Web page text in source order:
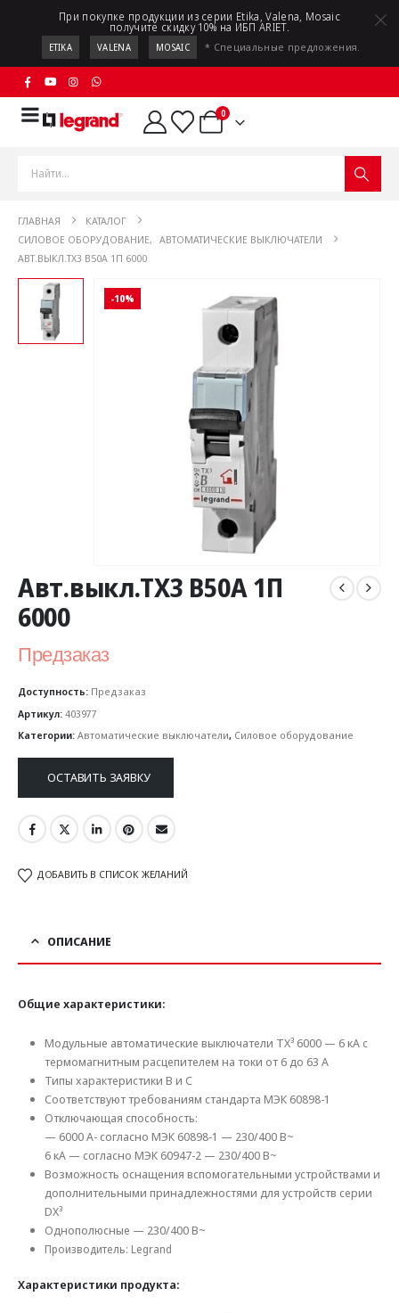
При покупке продукции из серии Etika, Valena, Mosaic
получите скидку 10% на ИБП ARIET.
ETIKA VALENA MOSAIC * Специальные предложения.
0
ГЛАВНАЯ
КАТАЛОГ
СИЛОВОЕ ОБОРУДОВАНИЕ, АВТОМАТИЧЕСКИЕ ВЫКЛЮЧАТЕЛИ
АВТ.ВЫКЛ.TX3 B50A 1П 6000
-10%
Авт.выкл.TX3 B50A 1П
6000
Предзаказ
Доступность: Предзаказ
Артикул: 403977
Категории: Автоматические выключатели, Силовое оборудование
ОСТАВИТЬ ЗАЯВКУ
ДОБАВИТЬ В СПИСОК ЖЕЛАНИЙ
ОПИСАНИЕ
Общие характеристики:
Модульные автоматические выключатели TX³ 6000 — 6 кА с
термомагнитным расцепителем на токи от 6 до 63 А
Типы характеристики В и C
Соответствуют требованиям стандарта МЭК 60898-1
Отключающая способность:
— 6000 А- согласно МЭК 60898-1 — 230/400 В~
6 кА — согласно МЭК 60947-2 — 230/400 В~
Возможность оснащения вспомогательными устройствами и
дополнительными принадлежностями для устройств серии
DX³
Однополюсные — 230/400 В~
Производитель: Legrand
Характеристики продукта: